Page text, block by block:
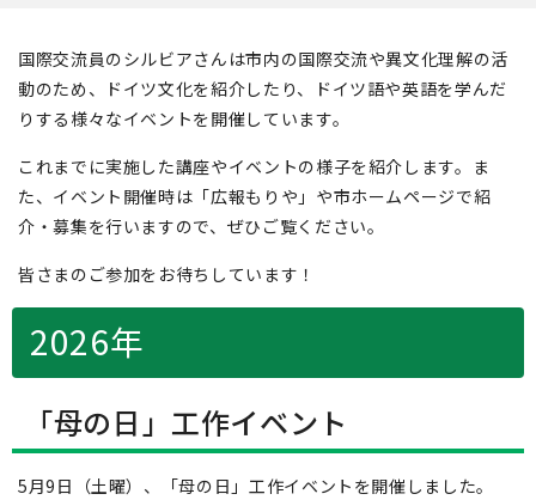
国際交流員のシルビアさんは市内の国際交流や異文化理解の活
動のため、ドイツ文化を紹介したり、ドイツ語や英語を学んだ
りする様々なイベントを開催しています。
これまでに実施した講座やイベントの様子を紹介します。ま
た、イベント開催時は「広報もりや」や市ホームページで紹
介・募集を行いますので、ぜひご覧ください。
皆さまのご参加をお待ちしています！
2026年
「母の日」工作イベント
5月9日（土曜）、「母の日」工作イベントを開催しました。